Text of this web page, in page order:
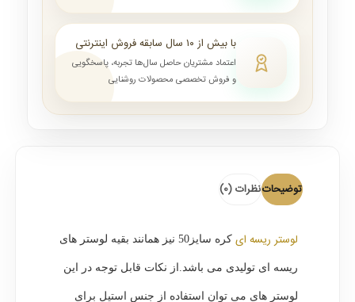
با بیش از ۱۰ سال سابقه فروش اینترنتی
اعتماد مشتریان حاصل سال‌ها تجربه، پاسخگویی
و فروش تخصصی محصولات روشنایی
توضیحاتنظرات (0)
لوستر ریسه ای کره سایز50 نیز همانند بقیه لوستر های
ریسه ای تولیدی می باشد.از نکات قابل توجه در این
لوستر های می توان استفاده از جنس استیل برای